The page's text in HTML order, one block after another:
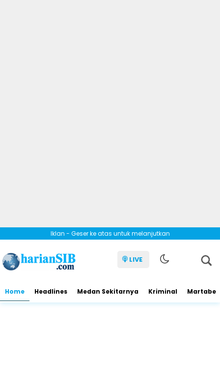
Iklan - Geser ke atas untuk melanjutkan
LIVE
Home Headlines Medan Sekitarnya Kriminal Martabe